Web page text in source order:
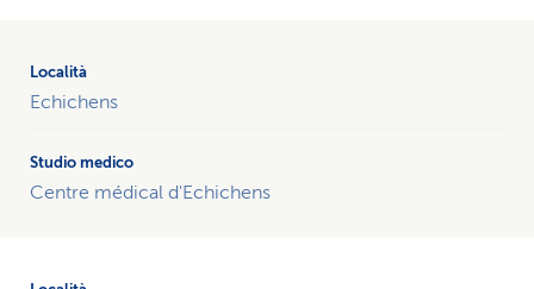
Echichens
Centre médical d'Echichens